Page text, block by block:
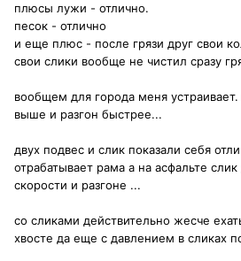
плюсы лужи - отлично.
песок - отлично
и еще плюс - после грязи друг свои
свои слики вообще не чистил сразу
вообщем для города меня
выше и разгон быстрее...
двух подвес и слик показали себя
отрабатывает рама а на асфальте
скорости и разгоне ...
со сликами действительно жесче
хвосте да еще с давлением в сликах